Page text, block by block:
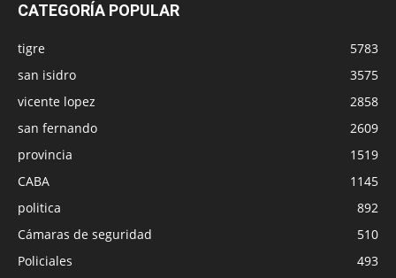
CATEGORÍA POPULAR
tigre
5783
san isidro
3575
vicente lopez
2858
san fernando
2609
provincia
1519
CABA
1145
politica
892
Cámaras de seguridad
510
Policiales
493